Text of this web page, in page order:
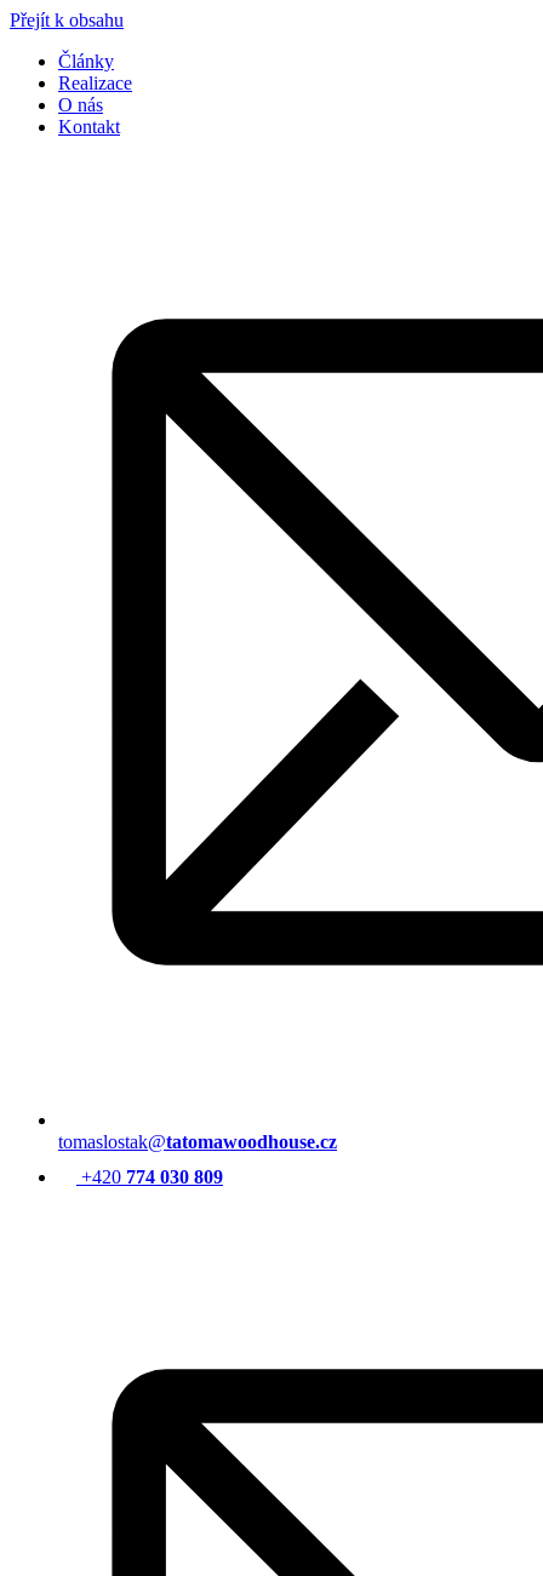
Přejít k obsahu
Články
Realizace
O nás
Kontakt
tomaslostak@tatomawoodhouse.cz
+420 774 030 809